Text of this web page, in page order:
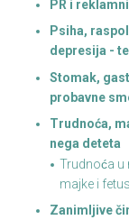
PR i
Psiha,
depresija -
Stomak,
probavne
Trudnoća,
nega deteta
Trudnoća u
majke i
Zanimljive